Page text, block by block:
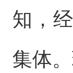
知，
集体